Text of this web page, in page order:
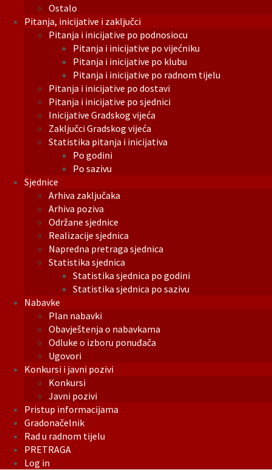
Ostalo
Pitanja, inicijative i zaključci
Pitanja i inicijative po podnosiocu
Pitanja i inicijative po vijećniku
Pitanja i inicijative po klubu
Pitanja i inicijative po radnom tijelu
Pitanja i inicijative po dostavi
Pitanja i inicijative po sjednici
Inicijative Gradskog vijeća
Zaključci Gradskog vijeća
Statistika pitanja i inicijativa
Po godini
Po sazivu
Sjednice
Arhiva zaključaka
Arhiva poziva
Održane sjednice
Realizacije sjednica
Napredna pretraga sjednica
Statistika sjednica
Statistika sjednica po godini
Statistika sjednica po sazivu
Nabavke
Plan nabavki
Obavještenja o nabavkama
Odluke o izboru ponuđača
Ugovori
Konkursi i javni pozivi
Konkursi
Javni pozivi
Pristup informacijama
Gradonačelnik
Rad u radnom tijelu
PRETRAGA
Log in